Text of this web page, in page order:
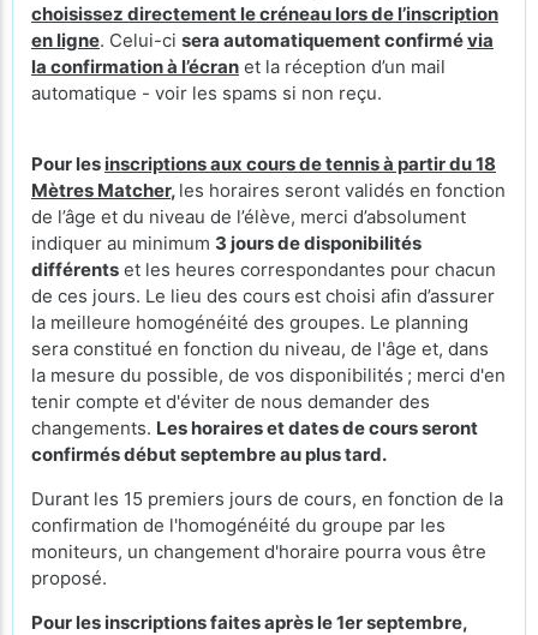
choisissez directement le créneau lors de l’inscription
en ligne. Celui-ci sera automatiquement confirmévia
la confirmation à l’écran et la réception d’un mail
automatique - voir les spams si non reçu.
Pour les inscriptions aux cours de tennis à partir du 18
Mètres Matcher, les horaires seront validés en fonction
de l’âge et du niveau de l’élève, merci d’absolument
indiquer au minimum 3 jours de disponibilités
différents et les heures correspondantes pour chacun
de ces jours. Le lieu des cours est choisi afin d’assurer
la meilleure homogénéité des groupes. Le planning
sera constitué en fonction du niveau, de l'âge et, dans
la mesure du possible, de vos disponibilités ; merci d'en
tenir compte et d'éviter de nous demander des
changements. Les horaires et dates de cours seront
confirmés début septembre au plus tard.
Durant les 15 premiers jours de cours, en fonction de la
confirmation de l'homogénéité du groupe par les
moniteurs, un changement d'horaire pourra vous être
proposé.
Pour les inscriptions faites après le 1er septembre,